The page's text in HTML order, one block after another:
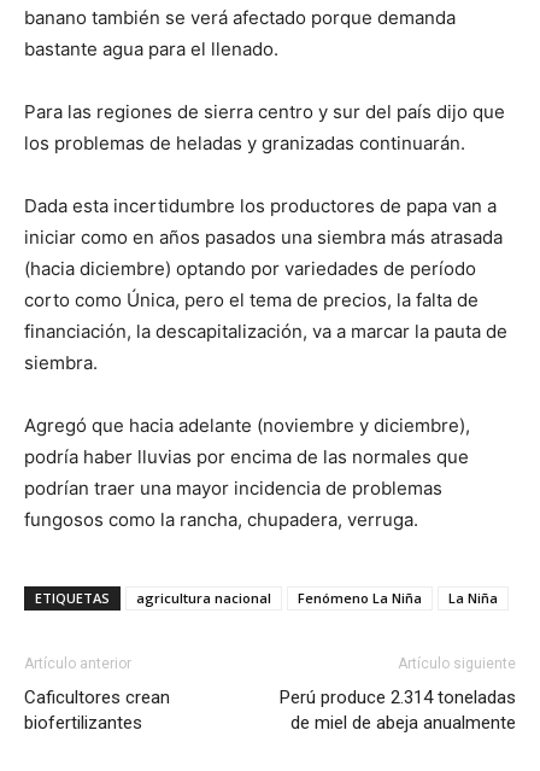
banano también se verá afectado porque demanda
bastante agua para el llenado.
Para las regiones de sierra centro y sur del país dijo que
los problemas de heladas y granizadas continuarán.
Dada esta incertidumbre los productores de papa van a
iniciar como en años pasados una siembra más atrasada
(hacia diciembre) optando por variedades de período
corto como Única, pero el tema de precios, la falta de
financiación, la descapitalización, va a marcar la pauta de
siembra.
Agregó que hacia adelante (noviembre y diciembre),
podría haber lluvias por encima de las normales que
podrían traer una mayor incidencia de problemas
fungosos como la rancha, chupadera, verruga.
ETIQUETAS agricultura nacional Fenómeno La Niña La Niña
Artículo anterior
Caficultores crean
biofertilizantes
Artículo siguiente
Perú produce 2.314 toneladas
de miel de abeja anualmente